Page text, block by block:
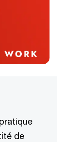
de